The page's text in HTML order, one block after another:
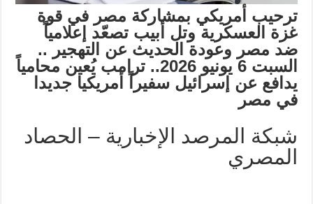
ترحيب أمريكي بمشاركة مصر في قوة
غزة العسكرية وتل أبيب تصعّد إعلامياً
ضد مصر وعودة الحديث عن التهجير ..
السبت 6 يونيو 2026.. ترامب يُعين محامياً
يدافع عن إسرائيل سفيراً أمريكيا جديدا
في مصر
شبكة المرصد الإخبارية – الحصاد
المصري